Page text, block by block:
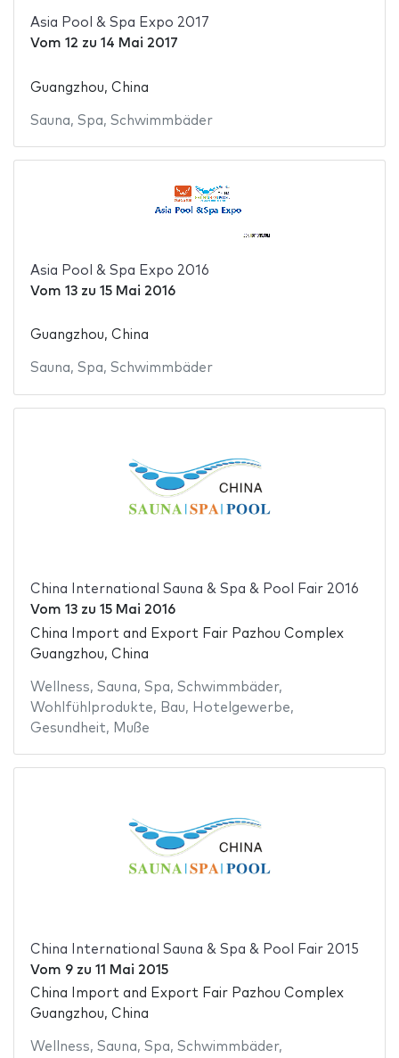
Asia Pool & Spa Expo 2017
Vom 12 zu 14 Mai 2017
Guangzhou, China
Sauna, Spa, Schwimmbäder
Asia Pool & Spa Expo 2016
Vom 13zu 15 Mai 2016
Guangzhou, China
Sauna, Spa, Schwimmbäder
China International Sauna & Spa & Pool Fair 2016
Vom 13zu 15 Mai 2016
China Import and Export Fair Pazhou Complex
Guangzhou, China
Wellness, Sauna, Spa, Schwimmbäder,
Wohlfühlprodukte, Bau, Hotelgewerbe,
Gesundheit, Muße
China International Sauna & Spa & Pool Fair 2015
Vom 9zu 11 Mai 2015
China Import and Export Fair Pazhou Complex
Guangzhou, China
Wellness, Sauna, Spa, Schwimmbäder,